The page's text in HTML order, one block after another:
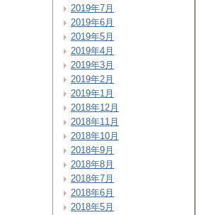
2019年7月
2019年6月
2019年5月
2019年4月
2019年3月
2019年2月
2019年1月
2018年12月
2018年11月
2018年10月
2018年9月
2018年8月
2018年7月
2018年6月
2018年5月